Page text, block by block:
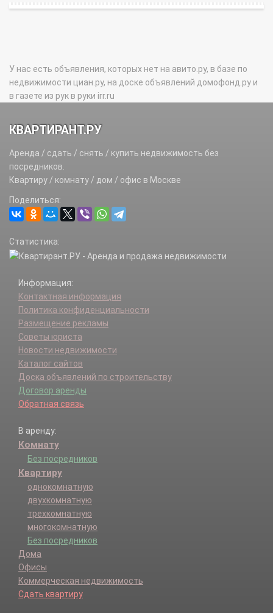
У нас есть объявления, которых нет на авито.ру, в базе по
недвижимости циан.ру, на доске объявлений домофонд.ру и
в газете из рук в руки irr.ru
КВАРТИРАНТ.РУ
Аренда / сдать / снять / купить недвижимость без
посредников.
Квартиру / комнату / дом / офис в Москве
Поделиться:
Статистика:
Информация:
Контактная информация
Политика конфиденциальности
Размещение рекламы
Советы юриста
Новости недвижимости
Каталог сайтов
Доска объявлений по строительству
Договор аренды
Обратная связь
В аренду:
Комнату
Без посредников
Квартиру
однокомнатную
двухкомнатную
трехкомнатную
многокомнатную
Без посредников
Дома
Офисы
Коммерческая недвижимость
Сдать квартиру